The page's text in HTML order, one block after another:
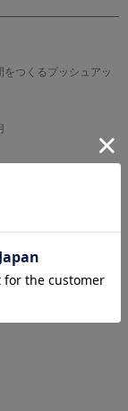
つくるプッシュアッ
ルを使用